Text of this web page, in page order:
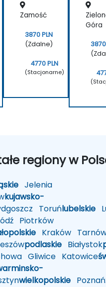
Zamość
3870 PLN
(Zdalne)
4770 PLN
(Stacjonarne)
Góra
regiony w
Jelenia
kujawsko-
Toruńlubelskie
Piotrków
Kraków
podlaskie Białystok
Gliwice Katowice
wielkopolskie Poznań